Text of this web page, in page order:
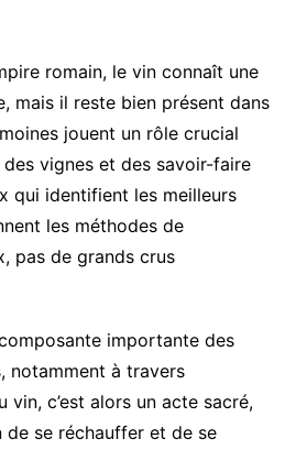
romain, le vin connaît une
mais il reste bien présent dans
jouent un rôle crucial
vignes et des savoir-faire
qui identifient les meilleurs
les méthodes de
pas de grands crus
importante des
notamment à travers
vin, c’est alors un acte sacré,
de se réchauffer et de se